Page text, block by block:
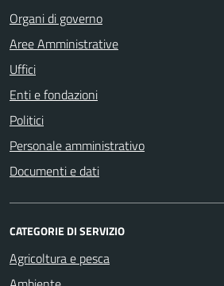
Organi di governo
Aree Amministrative
Uffici
Enti e fondazioni
Politici
Personale amministrativo
Documenti e dati
CATEGORIE DI SERVIZIO
Agricoltura e pesca